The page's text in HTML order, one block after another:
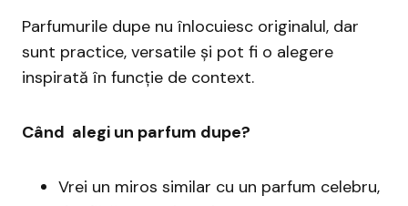
Parfumurile dupe nu înlocuiesc originalul, dar
sunt practice, versatile și pot fi o alegere
inspirată în funcție de context.
Când alegi un parfum dupe?
Vrei un miros similar cu un parfum celebru,